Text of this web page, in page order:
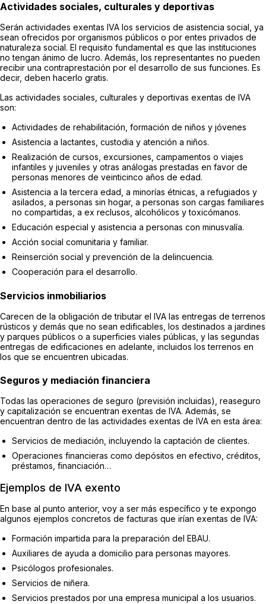
Actividades sociales, culturales y deportivas
Serán actividades exentas IVA los servicios de asistencia social, ya
sean ofrecidos por organismos públicos o por entes privados de
naturaleza social. El requisito fundamental es que las instituciones
no tengan ánimo de lucro. Además, los representantes no pueden
recibir una contraprestación por el desarrollo de sus funciones. Es
decir, deben hacerlo gratis.
Las actividades sociales, culturales y deportivas exentas de IVA
son:
Actividades de rehabilitación, formación de niños y jóvenes
Asistencia a lactantes, custodia y atención a niños.
Realización de cursos, excursiones, campamentos o viajes
infantiles y juveniles y otras análogas prestadas en favor de
personas menores de veinticinco años de edad.
Asistencia a la tercera edad, a minorías étnicas, a refugiados y
asilados, a personas sin hogar, a personas son cargas familiares
no compartidas, a ex reclusos, alcohólicos y toxicómanos.
Educación especial y asistencia a personas con minusvalía.
Acción social comunitaria y familiar.
Reinserción social y prevención de la delincuencia.
Cooperación para el desarrollo.
Servicios inmobiliarios
Carecen de la obligación de tributar el IVA las entregas de terrenos
rústicos y demás que no sean edificables, los destinados a jardines
y parques públicos o a superficies viales públicas, y las segundas
entregas de edificaciones en adelante, incluidos los terrenos en
los que se encuentren ubicadas.
Seguros y mediación financiera
Todas las operaciones de seguro (previsión incluidas), reaseguro
y capitalización se encuentran exentas de IVA. Además, se
encuentran dentro de las actividades exentas de IVA en esta área:
Servicios de mediación, incluyendo la captación de clientes.
Operaciones financieras como depósitos en efectivo, créditos,
préstamos, financiación…
Ejemplos de IVA exento
En base al punto anterior, voy a ser más específico y te expongo
algunos ejemplos concretos de facturas que irían exentas de IVA:
Formación impartida para la preparación del EBAU.
Auxiliares de ayuda a domicilio para personas mayores.
Psicólogos profesionales.
Servicios de niñera.
Servicios prestados por una empresa municipal a los usuarios.